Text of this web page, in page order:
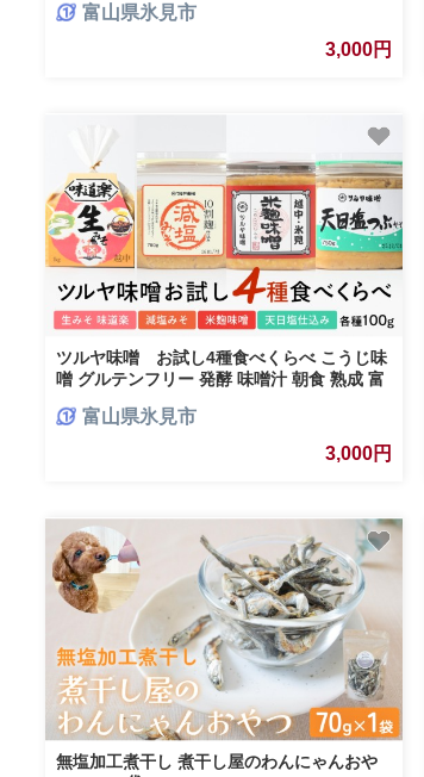
富山県氷見市
3,000円
ツルヤ味噌 お試し4種食べくらべ こうじ味
噌 グルテンフリー 発酵 味噌汁 朝食 熟成 富
富山県氷見市
3,000円
無塩加工煮干し 煮干し屋のわんにゃんおや